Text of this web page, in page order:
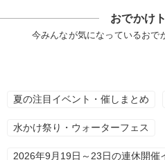
おでかけ
今みんなが気になっているおで
夏の注目イベント・催しまとめ
水かけ祭り・ウォーターフェス
2026年9月19日～23日の連休開催